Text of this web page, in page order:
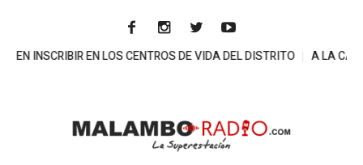
EN LOS CENTROS DE VIDA DEL DISTRITO A LA CARCEL